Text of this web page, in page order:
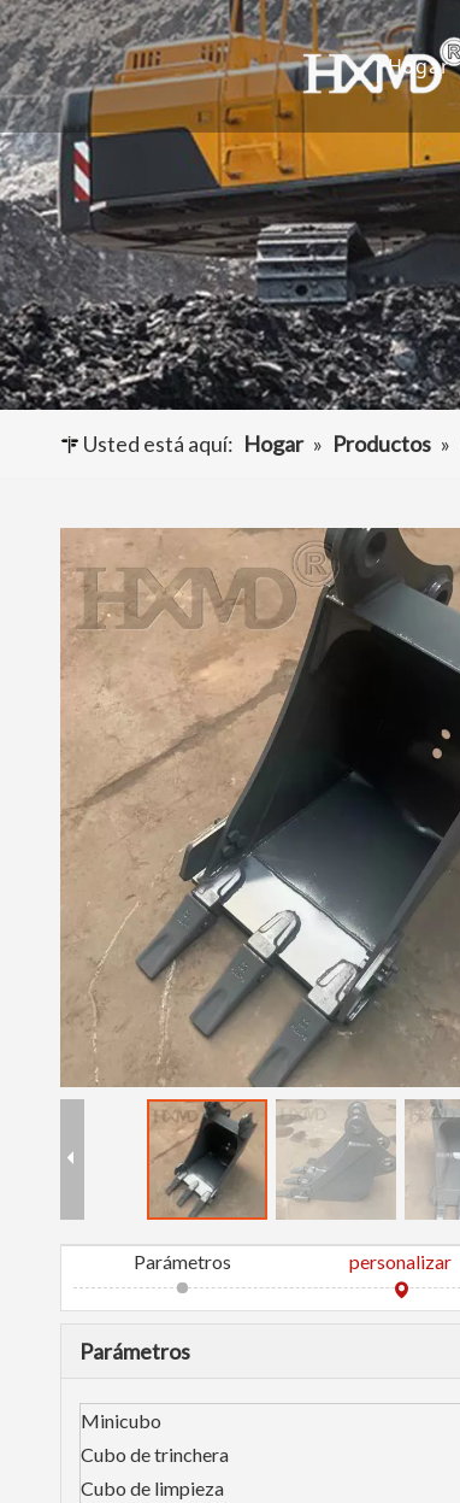
Hogar
Usted está aquí: Hogar » Productos »
Parámetros personalizar
Parámetros
Minicubo
Cubo de trinchera
Cubo de limpieza